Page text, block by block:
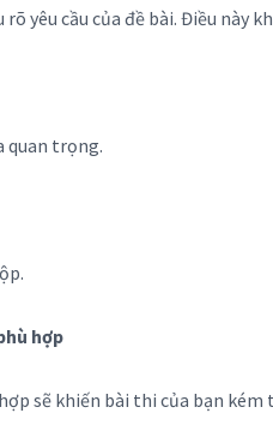
yêu cầu của đề bài. Điều
quan trọng.
hợp
sẽ khiến bài thi của bạn kém